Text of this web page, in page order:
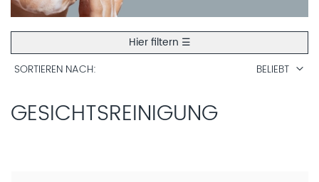
INSTITUTSKOSMETIK
GESICHTSREINIGUNG
SORTIEREN NACH BELIEBT
Hier filtern ☰